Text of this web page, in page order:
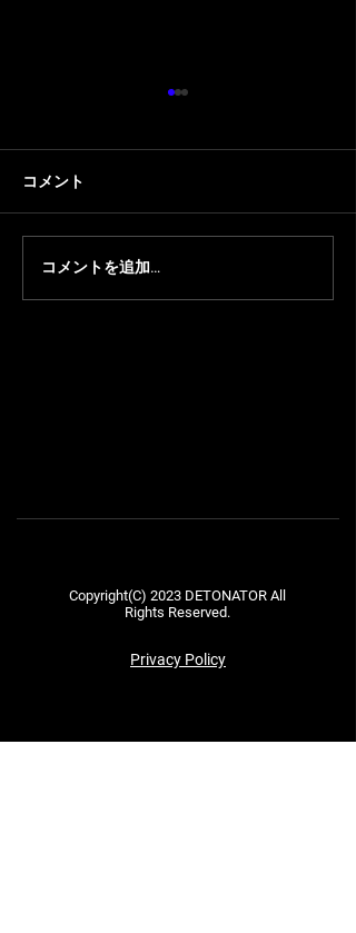
【LEIA】『天下統一
RUST』にLEIAが参加
コメント
コメントを追加…
Copyright(C) 2023 DETONATOR All
Rights Reserved.
Privacy Policy